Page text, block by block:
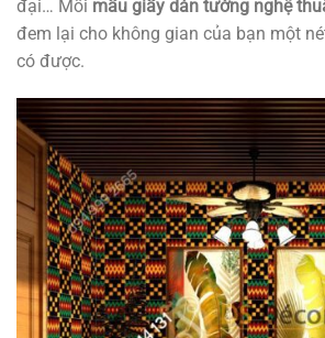
đại… Mỗi mẫu giấy dán tường nghệ
đem lại cho không gian của bạn một
có được.